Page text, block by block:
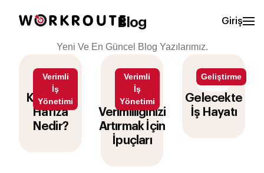
Giriş
Blog
Yeni Ve En Güncel Blog Yazılarımız.
Verimli
İş
Yönetimi
Kurumsal
Hafıza
Nedir?
Verimli
İş
Yönetimi
İş
Verimliliğinizi
Artırmak İçin
İpuçları
Geliştirme
Gelecekte
İş Hayatı